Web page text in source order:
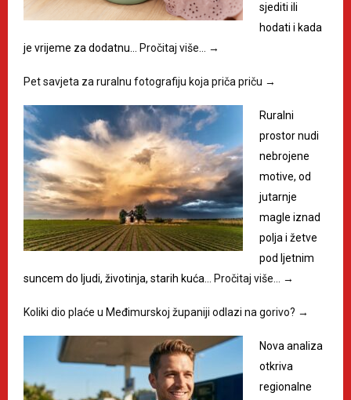
sjediti ili
hodati i kada
je vrijeme za dodatnu… Pročitaj više… →
Pet savjeta za ruralnu fotografiju koja priča priču →
Ruralni
prostor nudi
nebrojene
motive, od
jutarnje
magle iznad
polja i žetve
pod ljetnim
suncem do ljudi, životinja, starih kuća… Pročitaj više… →
Koliki dio plaće u Međimurskoj županiji odlazi na gorivo? →
Nova analiza
otkriva
regionalne